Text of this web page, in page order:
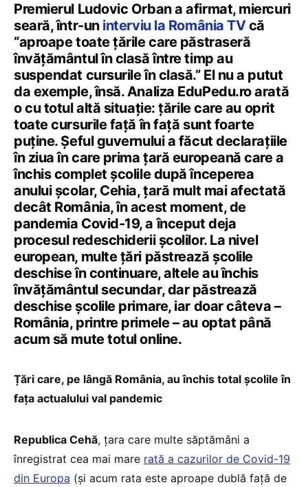
Premierul Ludovic Orban a afirmat, miercuri
seară, într-un interviu la România TVcă
“aproape toate țările care păstraseră
învățământul în clasă între timp au
suspendat cursurile în clasă.” El nu a putut
da exemple, însă. Analiza EduPedu.ro arată
o cu totul altă situație: țările care au oprit
toate cursurile față în față sunt foarte
puține. Șeful guvernului a făcut declarațiile
în ziua în care prima țară europeană care a
închis complet școlile după începerea
anului școlar, Cehia, țară mult mai afectată
decât România, în acest moment, de
pandemia Covid-19, a început deja
procesul redeschiderii școlilor. La nivel
european, multe țări păstrează școlile
deschise în continuare, altele au închis
învățământul secundar, dar păstrează
deschise școlile primare, iar doar câteva –
România, printre primele – au optat până
acum să mute totul online.
Țări care, pe lângă România, au închis total școlile în
fața actualului val pandemic
Republica Cehă, țara care multe săptămâni a
înregistrat cea mai mare rată a cazurilor de Covid-19
din Europa (și acum rata este aproape dublă față de